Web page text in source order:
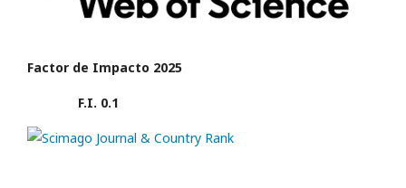
Factor de Impacto 2025
F.I. 0.1